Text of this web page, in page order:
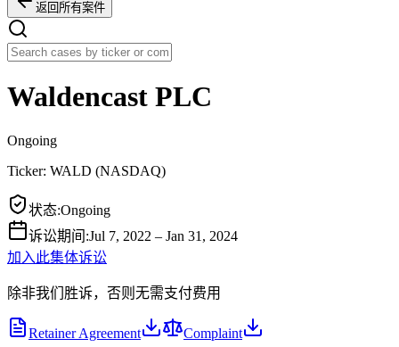
返回所有案件
Waldencast PLC
Ongoing
Ticker: WALD (NASDAQ)
状态:Ongoing
诉讼期间 :Jul 7, 2022 – Jan 31, 2024
加入此集体诉讼
除非我们胜诉，否则无需支付费用
Retainer Agreement Complaint